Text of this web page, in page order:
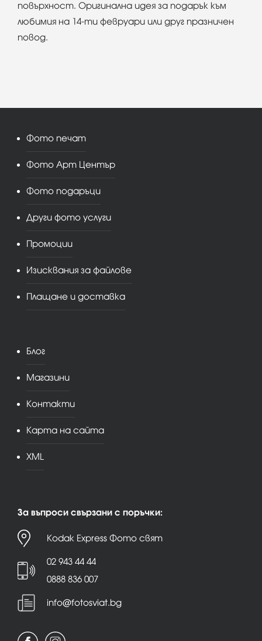
повърхност. Оригинална идея за подарък към
любимия на 14-ти февруари или друг празничен
повод.
Фото печат
Фото Арт Център
Фото подаръци
Други фото услуги
Промоции
Изисквания за файлове
Плащане и доставка
Блог
Магазини
Контакти
Карта на сайта
XML
За въпроси свързани с поръчки:
Kodak Express Фото свят
02 943 44 44
0888 836 007
info@fotosviat.bg